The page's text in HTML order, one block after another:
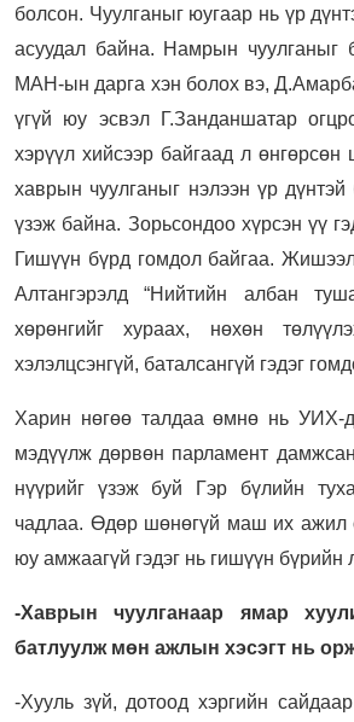
болсон. Чуулганыг юугаар нь үр
асуудал байна. Намрын чуулганыг
МАН-ын дарга хэн болох вэ,
үгүй юу эсвэл Г.Занданшатар
хэрүүл хийсээр байгаад л
хаврын чуулганыг нэлээн үр
үзэж байна. Зорьсондоо хүрсэн үү
Гишүүн бүрд гомдол байгаа.
Алтангэрэлд “Нийтийн албан
хөрөнгийг хураах, нөхөн
хэлэлцсэнгүй, баталсангүй гэдэг
Харин нөгөө талдаа өмнө нь УИХ-
мэдүүлж дөрвөн парламент
нүүрийг үзэж буй Гэр бүлийн
чадлаа. Өдөр шөнөгүй маш их
юу амжаагүй гэдэг нь гишүүн бүрийн
-Хаврын чуулганаар ямар
батлуулж мөн ажлын хэсэгт нь
-Хууль зүй, дотоод хэргийн